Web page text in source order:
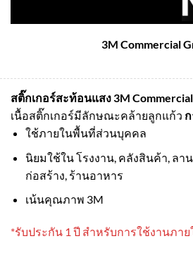
3M Commercial
สติ๊กเกอร์สะท้อนแสง 3M Commercial
เนื้อสติ๊กเกอร์มีลักษณะคล้ายลูกแก้ว
ใช้ภายในพื้นที่ส่วนบุคคล
นิยมใช้ใน โรงงาน, คลังสินค้า, ลา
ก่อสร้าง, ร้านอาหาร
เน้นคุณภาพ 3M
*รับประกัน 1 ปี สำหรับการใช้งานภาย